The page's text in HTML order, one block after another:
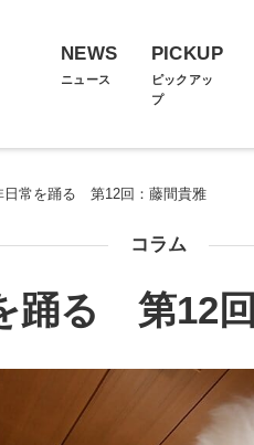
NEWS
ニュース
PICKUP
ピックアッ
プ
日常を踊る 第12回：藤間貴雅
コラム
踊る 第12